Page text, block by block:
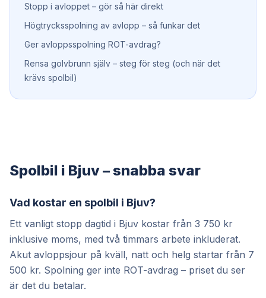
Stopp i avloppet – gör så här direkt
Högtrycksspolning av avlopp – så funkar det
Ger avloppsspolning ROT-avdrag?
Rensa golvbrunn själv – steg för steg (och när det
krävs spolbil)
Spolbil i Bjuv – snabba svar
Vad kostar en spolbil i Bjuv?
Ett vanligt stopp dagtid i Bjuv kostar från 3 750 kr
inklusive moms, med två timmars arbete inkluderat.
Akut avloppsjour på kväll, natt och helg startar från 7
500 kr. Spolning ger inte ROT-avdrag – priset du ser
är det du betalar.